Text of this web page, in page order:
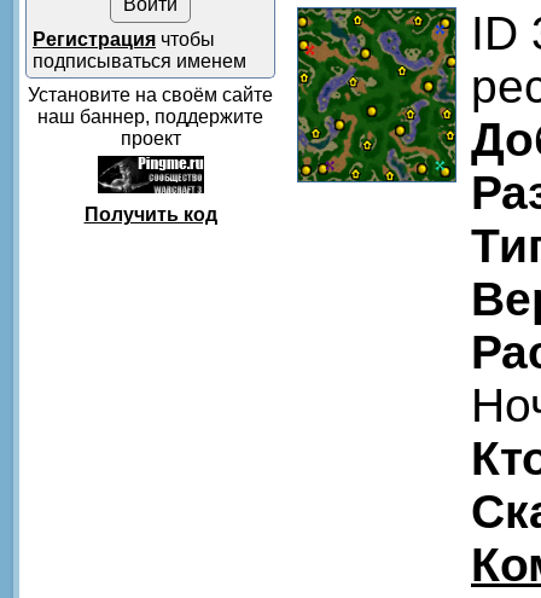
Регистрация чтобы
подписываться именем
Установите на своём сайте
наш баннер, поддержите
проект
Получить код
ID